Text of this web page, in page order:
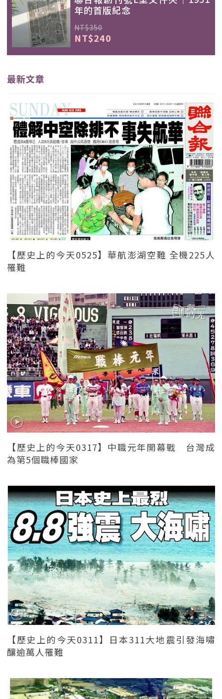
年的首版紀念
NT$350
NT$240
最新文章
【歷史上的今天0525】華航澎湖空難 全機225人
罹難
【歷史上的今天0317】中職元年開幕戰 台灣成
為第5個職棒國家
【歷史上的今天0311】日本311大地震引發海嘯
釀逾萬人罹難